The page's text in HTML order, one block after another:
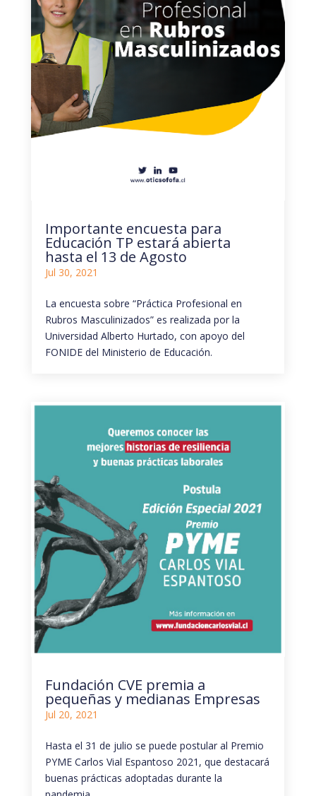
Importante encuesta para
Educación TP estará abierta
hasta el 13 de Agosto
Jul 30, 2021
La encuesta sobre “Práctica Profesional en
Rubros Masculinizados” es realizada por la
Universidad Alberto Hurtado, con apoyo del
FONIDE del Ministerio de Educación.
Fundación CVE premia a
pequeñas y medianas Empresas
Jul 20, 2021
Hasta el 31 de julio se puede postular al Premio
PYME Carlos Vial Espantoso 2021, que destacará
buenas prácticas adoptadas durante la